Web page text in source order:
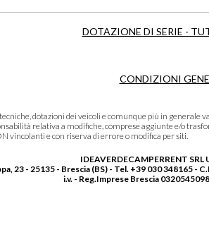
DOTAZIONE DI SERIE -
CONDIZIONI
dotazioni dei veicoli e comunque più in generale
relativa a modifiche, comprese aggiunte e/o
vincolanti e con riserva di errore o modifica per siti.
IDEAVERDECAMPERRENT SRL
23 - 25135 - Brescia (BS) - Tel. +39 030 348165 -
i.v. - Reg.Imprese Brescia